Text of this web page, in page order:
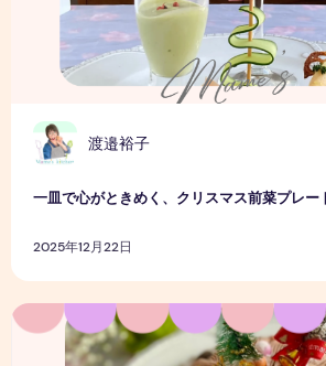
渡邉裕子
一皿で心がときめく、クリスマス前菜プレー
2025年12月22日
クリスマスまでの時間も楽しみたい｜